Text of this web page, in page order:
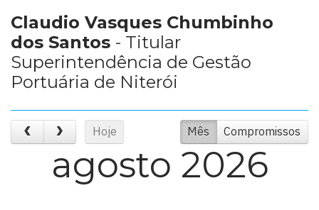
Claudio Vasques Chumbinho
dos Santos - Titular
Superintendência de Gestão
Portuária de Niterói
Hoje Mês Compromissos
agosto 2026